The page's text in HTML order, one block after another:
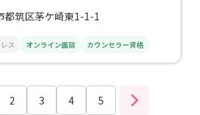
都筑区茅ケ崎東1-1-1
ス オンライン面談 カウンセラー資格
2 3 4 5